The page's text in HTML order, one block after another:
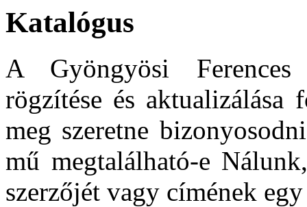
Katalógus
A Gyöngyösi Ferences
rögzítése és aktualizálása
meg szeretne
mű megtalálható-e
szerzőjét vagy címének